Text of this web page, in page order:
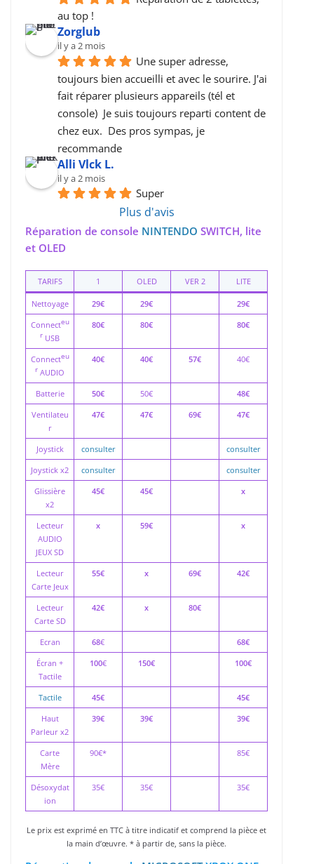
au top !
Zorglub
il y a 2 mois
Une super adresse,
toujours bien accueilli et avec le sourire. J'ai
fait réparer plusieurs appareils (tél et
console)  Je suis toujours reparti content de
chez eux.  Des pros sympas, je
recommande
Alli Vlck L.
il y a 2 mois
Super
Plus d'avis
Réparation de console NINTENDO SWITCH, lite
et OLED
TARIFS 1 OLED VER 2 LITE
Nettoyage 29€ 29€
29€
Connecteu
r USB
80€ 80€ 80€
Connecteu
r AUDIO
40€ 40€ 57€ 40€
Batterie 50€ 50€
48€
Ventilateu
r
47€ 47€ 69€ 47€
Joystick consulter
consulter
Joystick x2
consulter
consulter
Glissière
x2
45€ 45€ x
Lecteur
AUDIO
JEUX SD
x 59€ x
Lecteur
Carte Jeux
55€ x 69€ 42€
Lecteur
Carte SD
42€ x 80€
Ecran 68€
68€
Écran +
Tactile
100€ 150€ 100€
Tactile 45€
45€
Haut
Parleur x2
39€ 39€ 39€
Carte
Mère
90€* 85€
Désoxydat
ion
35€ 35€ 35€
Le prix est exprimé en TTC à titre indicatif et comprend la pièce et
la main d’œuvre. * à partir de, sans la pièce.